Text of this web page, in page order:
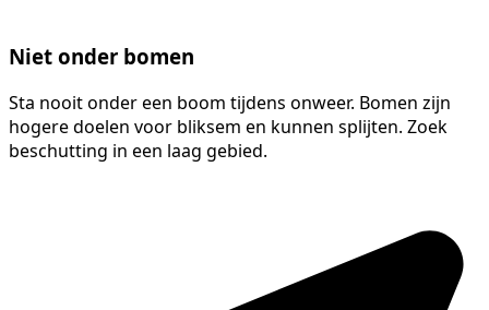
Niet onder bomen
Sta nooit onder een boom tijdens onweer. Bomen zijn
hogere doelen voor bliksem en kunnen splijten. Zoek
beschutting in een laag gebied.